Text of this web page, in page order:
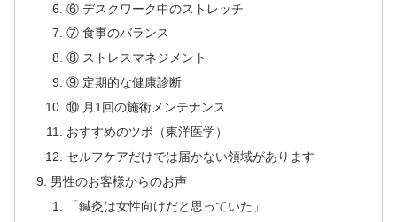
⑥ デスクワーク中のストレッチ
⑦ 食事のバランス
⑧ ストレスマネジメント
⑨ 定期的な健康診断
⑩ 月1回の施術メンテナンス
おすすめのツボ（東洋医学）
セルフケアだけでは届かない領域があります
男性のお客様からのお声
「鍼灸は女性向けだと思っていた」